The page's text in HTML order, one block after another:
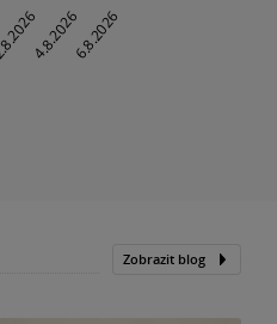
Zobrazit blog